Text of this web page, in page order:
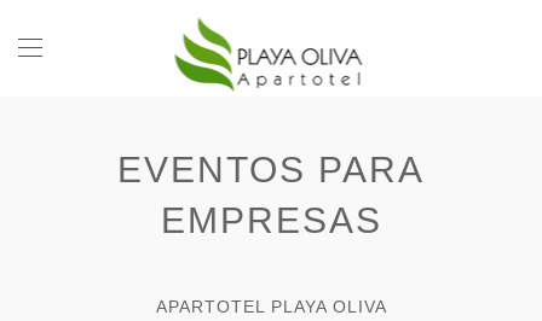
EVENTOS PARA
EMPRESAS
APARTOTEL PLAYA OLIVA